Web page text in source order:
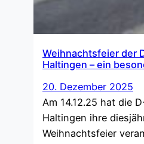
Weihnachtsfeier der
Haltingen – ein
20. Dezember 2025
Am 14.12.25 hat die
Haltingen ihre
Weihnachtsfeier